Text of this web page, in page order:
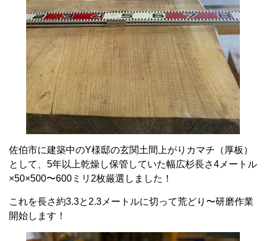
佐伯市に建築中のY様邸の玄関土間上がりカマチ（厚板）
として、5年以上乾燥し保管していた幅広杉長さ4メートル
×50×500〜600ミリ2枚厳選しました！
これを長さ約3.3と2.3メートルに切って荒どり〜研磨作業
開始します！